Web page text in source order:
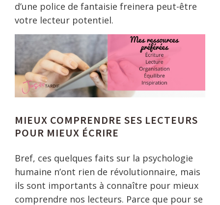
d’une police de fantaisie freinera peut-être
votre lecteur potentiel.
MIEUX COMPRENDRE SES LECTEURS
POUR MIEUX ÉCRIRE
Bref, ces quelques faits sur la psychologie
humaine n’ont rien de révolutionnaire, mais
ils sont importants à connaître pour mieux
comprendre nos lecteurs. Parce que pour se